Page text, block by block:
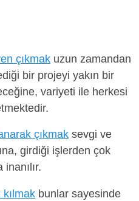
çıkmak uzun zamandan
bir projeyi yakın bir
variyeti ile herkesi
çıkmak sevgi ve
girdiği işlerden çok
bunlar sayesinde